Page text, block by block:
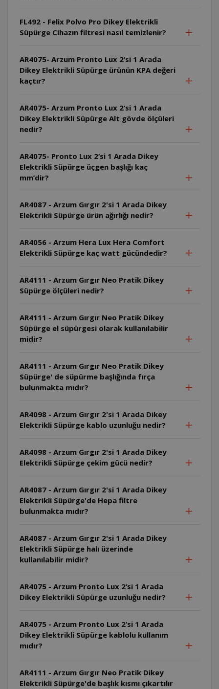
FL492 - Felix Polvo Pro Dikey Elektrikli
Süpürge Cihazın filtresi nasıl temizlenir?
AR4075- Arzum Pronto Lux 2‘si 1 Arada
Dikey Elektrikli Süpürge ürünün KPA değeri
kaçtır?
AR4075- Arzum Pronto Lux 2‘si 1 Arada
Dikey Elektrikli Süpürge Alt gövde ölçüleri
nedir?
AR4075- Pronto Lux 2‘si 1 Arada Dikey
Elektrikli Süpürge üçgen başlığı kaç
mm’dir?
AR4087 - Arzum Gırgır 2'si 1 Arada Dikey
Elektrikli Süpürge ürün ağırlığı nedir?
AR4056 - Arzum Hera Lux Hera Comfort
Elektrikli Süpürge kaç watt gücündedir?
AR4111 - Arzum Gırgır Neo Pratik Dikey
Süpürge ölçüleri nedir?
AR4111 - Arzum Gırgır Neo Pratik Dikey
Süpürge el süpürgesi olarak kullanılabilir
midir?
AR4111 - Arzum Gırgır Neo Pratik Dikey
Süpürge' de süpürme başlığında fırça
bulunmakta mıdır?
AR4098 - Arzum Gırgır 2'si 1 Arada Dikey
Elektrikli Süpürge kablo uzunluğu nedir?
AR4098 - Arzum Gırgır 2'si 1 Arada Dikey
Elektrikli Süpürge çekim gücü nedir?
AR4087 - Arzum Gırgır 2'si 1 Arada Dikey
Elektrikli Süpürge'de Hepa filtre
bulunmakta mıdır?
AR4087 - Arzum Gırgır 2'si 1 Arada Dikey
Elektrikli Süpürge halı üzerinde
kullanılabilir midir?
AR4075 - Arzum Pronto Lux 2‘si 1 Arada
Dikey Elektrikli Süpürge uzunluğu nedir?
AR4075 - Arzum Pronto Lux 2‘si 1 Arada
Dikey Elektrikli Süpürge kablolu kullanım
mıdır?
AR4111 - Arzum Gırgır Neo Pratik Dikey
Elektrikli Süpürge'de başlık kısmı çıkartılır